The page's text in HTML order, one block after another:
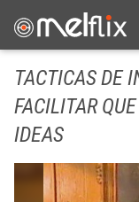
TACTICAS DE
FACILITAR
IDEAS